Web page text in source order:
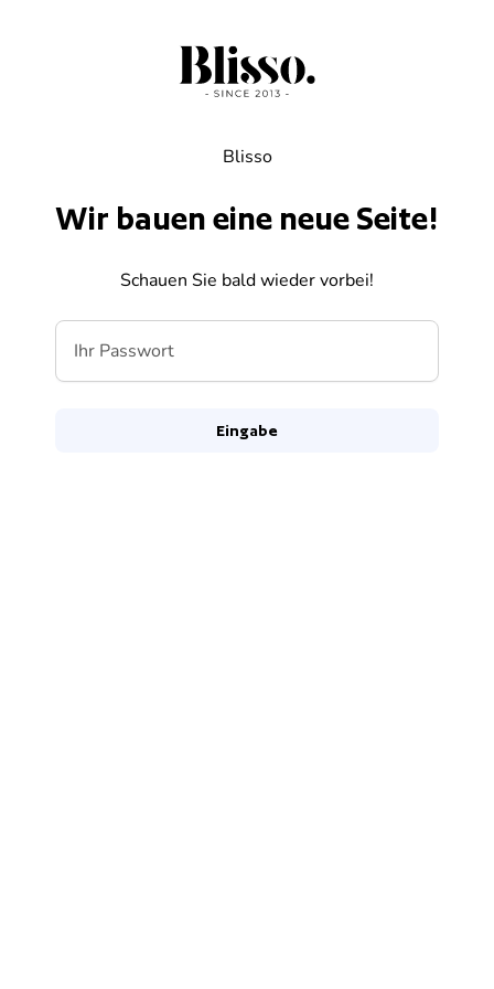
Blisso
Wir bauen eine neue Seite!
Schauen Sie bald wieder vorbei!
Ihr Passwort
Eingabe